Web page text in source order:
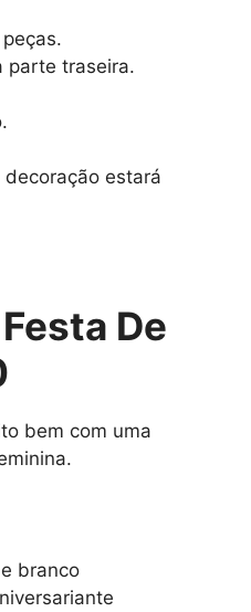
parte traseira.
estará
De
bem com uma
branco